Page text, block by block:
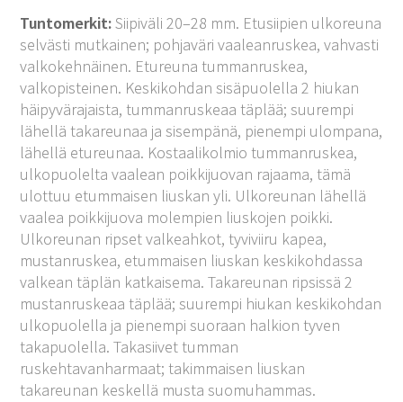
Tuntomerkit:Siipiväli 20–28 mm. Etusiipien ulkoreuna
selvästi mutkainen; pohjaväri vaaleanruskea, vahvasti
valkokehnäinen. Etureuna tummanruskea,
valkopisteinen. Keskikohdan sisäpuolella 2 hiukan
häipyvärajaista, tummanruskeaa täplää; suurempi
lähellä takareunaa ja sisempänä, pienempi ulompana,
lähellä etureunaa. Kostaalikolmio tummanruskea,
ulkopuolelta vaalean poikkijuovan rajaama, tämä
ulottuu etummaisen liuskan yli. Ulkoreunan lähellä
vaalea poikkijuova molempien liuskojen poikki.
Ulkoreunan ripset valkeahkot, tyviviiru kapea,
mustanruskea, etummaisen liuskan keskikohdassa
valkean täplän katkaisema. Takareunan ripsissä 2
mustanruskeaa täplää; suurempi hiukan keskikohdan
ulkopuolella ja pienempi suoraan halkion tyven
takapuolella. Takasiivet tumman
ruskehtavanharmaat; takimmaisen liuskan
takareunan keskellä musta suomuhammas.